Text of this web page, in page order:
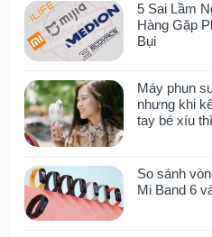
Lực hút cực mạnh
triệt để lông
Khả năng làm sạch của
Dreame R20 được đảm
công suất hút hàng đầu:
Động Cơ Tốc Độ
150.000 vòng/phút
5 Sai Lầm
Hàng Gặp
Bụi
Máy phun
nhưng khi
tay bé xíu
So sánh
Mi Band 6